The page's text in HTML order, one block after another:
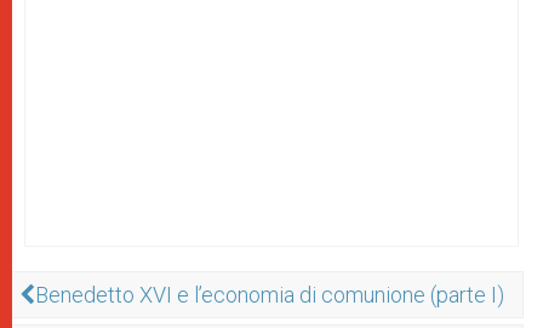
Benedetto XVI e l’economia di comunione (parte I)